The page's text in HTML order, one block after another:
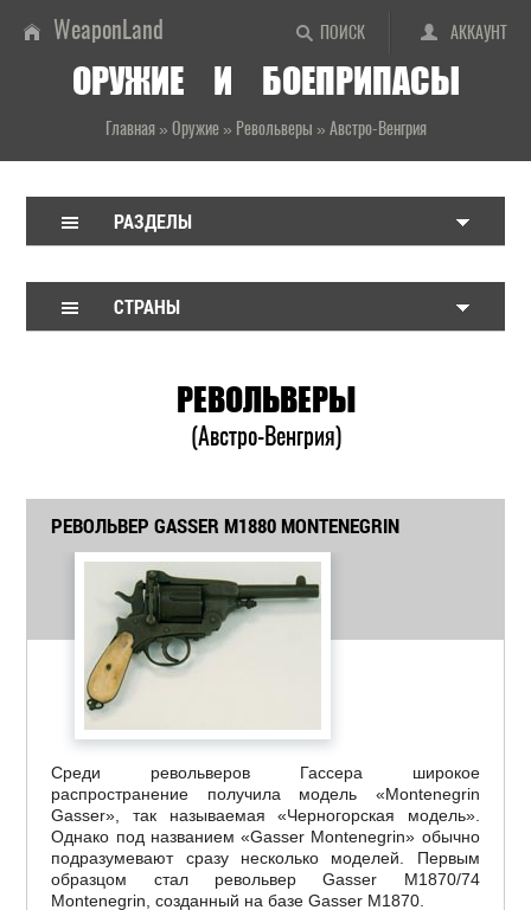
ПОИСК АККАУНТ
WeaponLand
ОРУЖИЕ И БОЕПРИПАСЫ
Главная» Оружие» Револьверы » Австро-Венгрия
РАЗДЕЛЫ
СТРАНЫ
РЕВОЛЬВЕРЫ
(Австро-Венгрия)
РЕВОЛЬВЕР GASSER M1880 MONTENEGRIN
Среди револьверов Гассера широкое
распространение получила модель «Montenegrin
Gasser», так называемая «Черногорская модель».
Однако под названием «Gasser Montenegrin» обычно
подразумевают сразу несколько моделей. Первым
образцом стал револьвер Gasser M1870/74
Montenegrin, созданный на базе Gasser M1870.